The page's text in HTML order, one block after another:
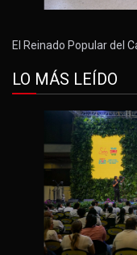
El Reinado Popular del
LO MÁS LEÍDO